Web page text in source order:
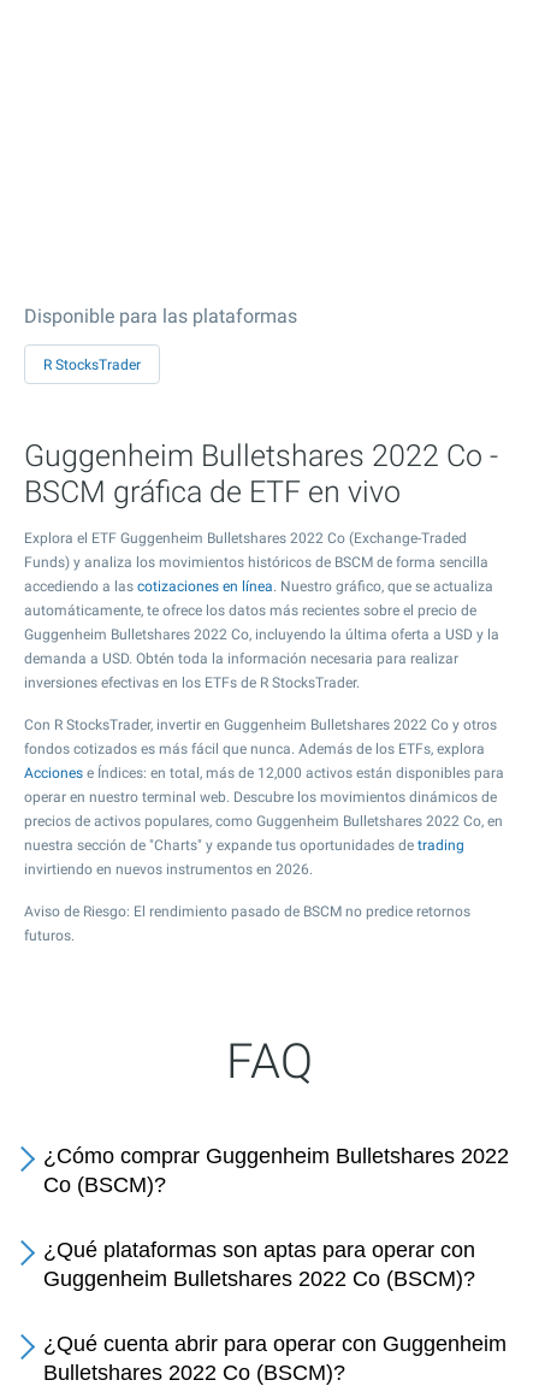
Disponible para las plataformas
R StocksTrader
Guggenheim Bulletshares 2022 Co -
BSCM gráfica de ETF en vivo
Explora el ETF Guggenheim Bulletshares 2022 Co (Exchange-Traded
Funds) y analiza los movimientos históricos de BSCM de forma sencilla
accediendo a las cotizaciones en línea. Nuestro gráfico, que se actualiza
automáticamente, te ofrece los datos más recientes sobre el precio de
Guggenheim Bulletshares 2022 Co, incluyendo la última oferta a USD y la
demanda a USD. Obtén toda la información necesaria para realizar
inversiones efectivas en los ETFs de R StocksTrader.
Con R StocksTrader, invertir en Guggenheim Bulletshares 2022 Co y otros
fondos cotizados es más fácil que nunca. Además de los ETFs, explora
Acciones e Índices: en total, más de 12,000 activos están disponibles para
operar en nuestro terminal web. Descubre los movimientos dinámicos de
precios de activos populares, como Guggenheim Bulletshares 2022 Co, en
nuestra sección de "Charts" y expande tus oportunidades de trading
invirtiendo en nuevos instrumentos en 2026.
Aviso de Riesgo: El rendimiento pasado de BSCM no predice retornos
futuros.
FAQ
¿Cómo comprar Guggenheim Bulletshares 2022
Co (BSCM)?
¿Qué plataformas son aptas para operar con
Guggenheim Bulletshares 2022 Co (BSCM)?
¿Qué cuenta abrir para operar con Guggenheim
Bulletshares 2022 Co (BSCM)?